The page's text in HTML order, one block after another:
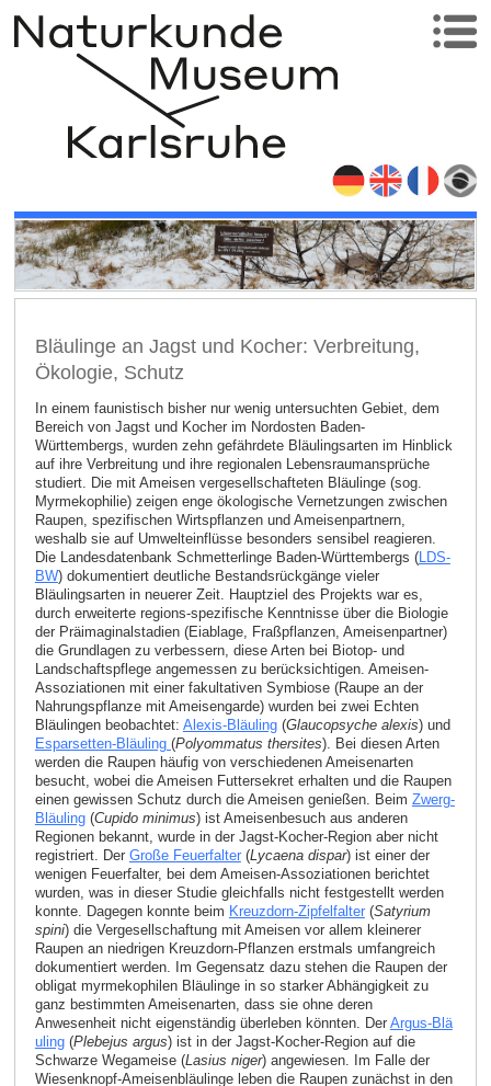
Bläulinge an Jagst und Kocher: Verbreitung,
Ökologie, Schutz
In einem faunistisch bisher nur wenig untersuchten Gebiet, dem
Bereich von Jagst und Kocher im Nordosten Baden-
Württembergs, wurden zehn gefährdete Bläulingsarten im Hinblick
auf ihre Verbreitung und ihre regionalen Lebensraumansprüche
studiert. Die mit Ameisen vergesellschafteten Bläulinge (sog.
Myrmekophilie) zeigen enge ökologische Vernetzungen zwischen
Raupen, spezifischen Wirtspflanzen und Ameisenpartnern,
weshalb sie auf Umwelteinflüsse besonders sensibel reagieren.
Die Landesdatenbank Schmetterlinge Baden-Württembergs (LDS-
BW) dokumentiert deutliche Bestandsrückgänge vieler
Bläulingsarten in neuerer Zeit. Hauptziel des Projekts war es,
durch erweiterte regions-spezifische Kenntnisse über die Biologie
der Präimaginalstadien (Eiablage, Fraßpflanzen, Ameisenpartner)
die Grundlagen zu verbessern, diese Arten bei Biotop- und
Landschaftspflege angemessen zu berücksichtigen. Ameisen-
Assoziationen mit einer fakultativen Symbiose (Raupe an der
Nahrungspflanze mit Ameisengarde) wurden bei zwei Echten
Bläulingen beobachtet: Alexis-Bläuling(Glaucopsyche alexis) und
Esparsetten-Bläuling (Polyommatus thersites). Bei diesen Arten
werden die Raupen häufig von verschiedenen Ameisenarten
besucht, wobei die Ameisen Futtersekret erhalten und die Raupen
einen gewissen Schutz durch die Ameisen genießen. Beim Zwerg-
Bläuling(Cupido minimus) ist Ameisenbesuch aus anderen
Regionen bekannt, wurde in der Jagst-Kocher-Region aber nicht
registriert. Der Große Feuerfalter(Lycaena dispar) ist einer der
wenigen Feuerfalter, bei dem Ameisen-Assoziationen berichtet
wurden, was in dieser Studie gleichfalls nicht festgestellt werden
konnte. Dagegen konnte beim Kreuzdorn-Zipfelfalter(Satyrium
spini) die Vergesellschaftung mit Ameisen vor allem kleinerer
Raupen an niedrigen Kreuzdorn-Pflanzen erstmals umfangreich
dokumentiert werden. Im Gegensatz dazu stehen die Raupen der
obligat myrmekophilen Bläulinge in so starker Abhängigkeit zu
ganz bestimmten Ameisenarten, dass sie ohne deren
Anwesenheit nicht eigenständig überleben könnten. Der Argus-Blä
uling(Plebejus argus) ist in der Jagst-Kocher-Region auf die
Schwarze Wegameise (Lasius niger) angewiesen. Im Falle der
Wiesenknopf-Ameisenbläulinge leben die Raupen zunächst in den